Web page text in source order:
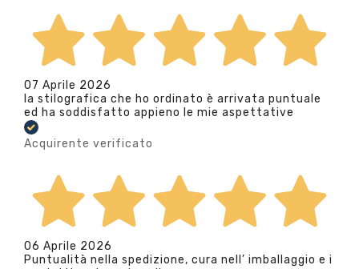
07 Aprile 2026
la stilografica che ho ordinato è arrivata puntuale
ed ha soddisfatto appieno le mie aspettative
Acquirente verificato
06 Aprile 2026
Puntualità nella spedizione, cura nell’ imballaggio e i